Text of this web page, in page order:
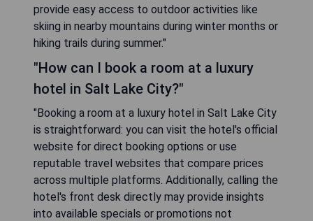
provide easy access to outdoor activities like
skiing in nearby mountains during winter months or
hiking trails during summer."
"How can I book a room at a luxury
hotel in Salt Lake City?"
"Booking a room at a luxury hotel in Salt Lake City
is straightforward: you can visit the hotel's official
website for direct booking options or use
reputable travel websites that compare prices
across multiple platforms. Additionally, calling the
hotel's front desk directly may provide insights
into available specials or promotions not